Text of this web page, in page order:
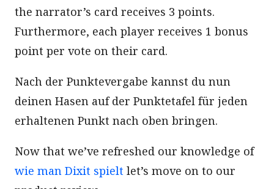
the narrator’s card receives 3 points.
Furthermore, each player receives 1 bonus
point per vote on their card.
Nach der Punktevergabe kannst du nun
deinen Hasen auf der Punktetafel für jeden
erhaltenen Punkt nach oben bringen.
Now that we’ve refreshed our knowledge of
wie man Dixit spielt let’s move on to our